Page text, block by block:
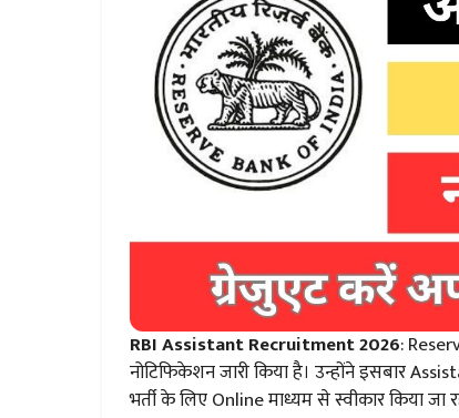
RBI Assistant Recruitment 2026:
नोटिफिकेशन जारी किया है। उन्होंने इसबार
भर्ती के लिए Online माध्यम से स्वीकार किया जा